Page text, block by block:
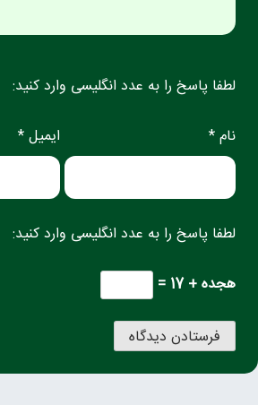
لطفا پاسخ را به عدد انگلیسی وارد کنید:
نام * ایمیل *
لطفا پاسخ را به عدد انگلیسی وارد کنید:
هجده + 17 =